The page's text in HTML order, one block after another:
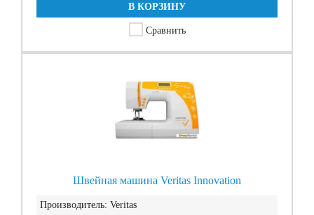
В КОРЗИНУ
Сравнить
Швейная машина Veritas Innovation
Производитель: Veritas